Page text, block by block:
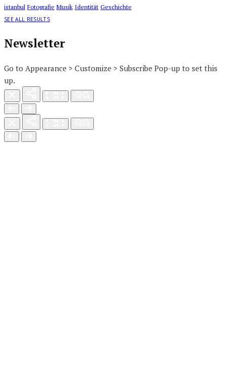
istanbul Fotografie Musik Identität Geschichte
SEE ALL RESULTS
Newsletter
Go to Appearance > Customize > Subscribe Pop-up to set this
up.